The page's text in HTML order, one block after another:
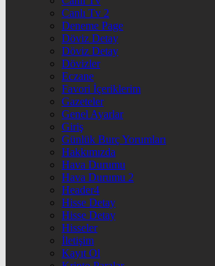
Canlı Tv 2
Deneme Page
Döviz Detay
Döviz Detay
Dövizler
Eczane
Favori İçeriklerim
Gazeteler
Genel Ayarlar
Giriş
Günlük Burç Yorumları
Hakkımızda
Hava Durumu
Hava Durumu 2
Header4
Hisse Detay
Hisse Detay
Hisseler
İletişim
Kayıt Ol